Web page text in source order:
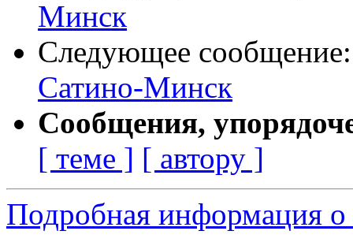
Минск
Следующее
Сатино-Минск
Сообщения,
[ теме ] [ автору ]
Подробная информация о